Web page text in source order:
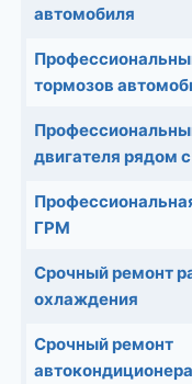
автомобиля
тормозов
двигателя рядом
ГРМ
Срочный ремонт
охлаждения
Срочный ремонт